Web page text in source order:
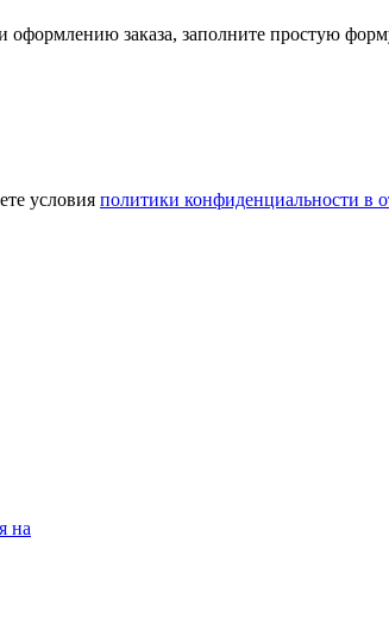
заказа, заполните простую
условия политики конфиденциальности в
на